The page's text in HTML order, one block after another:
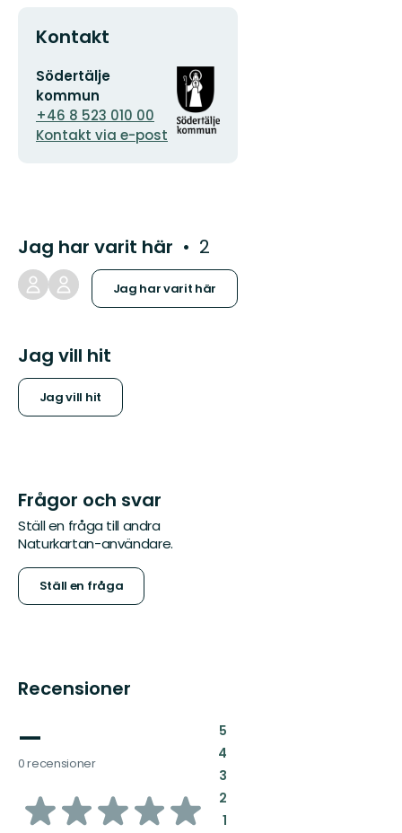
Kontakt
E-
postadress
Södertälje
kommun
+46 8 523 010 00
Kontakt via e-post
Organisationens
logotyp
Jag har varit här 2
Jag har varit här
Jag vill hit
Jag vill hit
Frågor och svar
Ställ en fråga till andra
Naturkartan-användare.
Ställ en fråga
Recensioner
—
0 recensioner
av
5:
4:
3:
2:
1: